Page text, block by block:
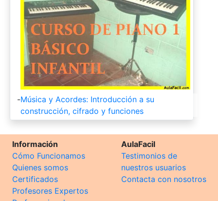
-Música y Acordes: Introducción a su
construcción, cifrado y funciones
Información
Cómo Funcionamos
Quienes somos
Certificados
Profesores Expertos
AulaFacil
Testimonios de
nuestros usuarios
Contacta con nosotros